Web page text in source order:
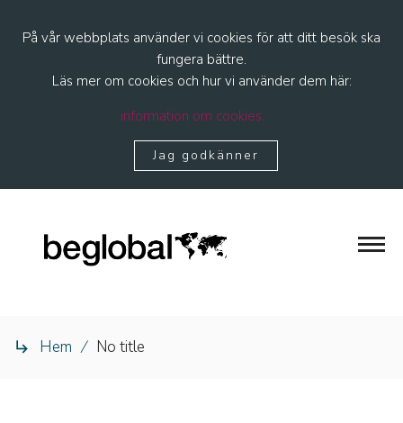
På vår webbplats använder vi cookies för att ditt besök ska
fungera bättre.
Läs mer om cookies och hur vi använder dem här:
information om cookies.
Jag godkänner
 Hem / No title